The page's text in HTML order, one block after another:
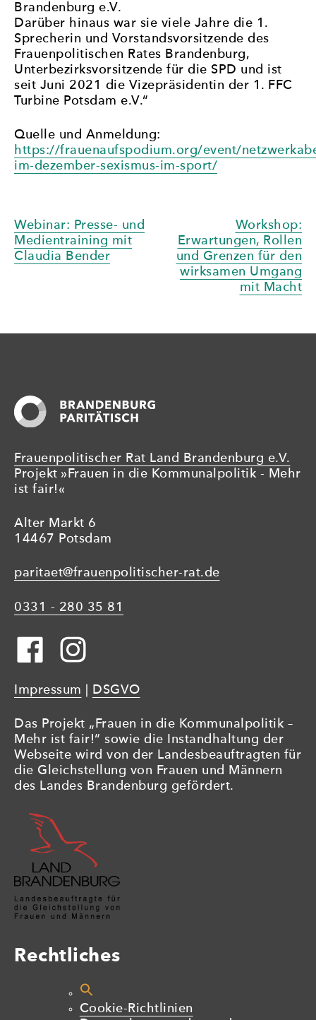
Brandenburg e.V.
Darüber hinaus war sie viele Jahre die 1.
Sprecherin und Vorstandsvorsitzende des
Frauenpolitischen Rates Brandenburg,
Unterbezirksvorsitzende für die SPD und ist
seit Juni 2021 die Vizepräsidentin der 1. FFC
Turbine Potsdam e.V.“
Quelle und Anmeldung:
https://frauenaufspodium.org/event/
im-dezember-sexismus-im-sport/
Beitragsnavigation
Webinar: Presse- und
Medientraining mit
Claudia Bender
Workshop:
Erwartungen, Rollen
und Grenzen für den
wirksamen Umgang
mit Macht
Frauenpolitischer Rat Land Brandenburg e.V.
Projekt »Frauen in die Kommunalpolitik - Mehr
ist fair!«
Alter Markt 6
14467 Potsdam
paritaet@frauenpolitischer-rat.de
0331 - 280 35 81
Impressum DSGVO
Das Projekt „Frauen in die Kommunalpolitik –
Mehr ist fair!“ sowie die Instandhaltung der
Webseite wird von der Landesbeauftragten für
die Gleichstellung von Frauen und Männern
des Landes Brandenburg gefördert.
Rechtliches
Cookie-Richtlinien